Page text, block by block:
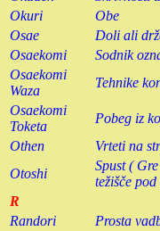
Okuri
Obe
Osae
Doli ali
Osaekomi
Sodnik
Osaekomi
Waza
Tehnike
Osaekomi
Toketa
Pobeg iz
Othen
Vrteti na
Otoshi
Spust (
težišče
R
Randori
Prosta